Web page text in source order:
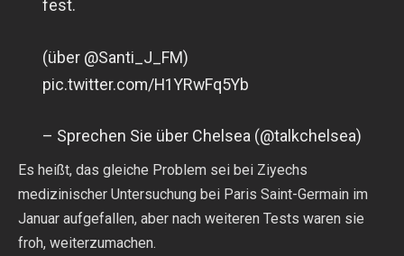
fest.
(über @Santi_J_FM)
pic.twitter.com/H1YRwFq5Yb
– Sprechen Sie über Chelsea (@talkchelsea)
Es heißt, das gleiche Problem sei bei Ziyechs
medizinischer Untersuchung bei Paris Saint-Germain im
Januar aufgefallen, aber nach weiteren Tests waren sie
froh, weiterzumachen.